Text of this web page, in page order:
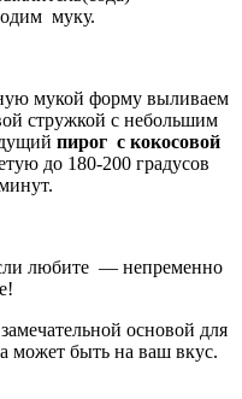
муку.
мукой форму выливаем
стружкой с небольшим
пирог с кокосовой
до 180-200 градусов
любите — непременно
основой для
может быть на ваш вкус.